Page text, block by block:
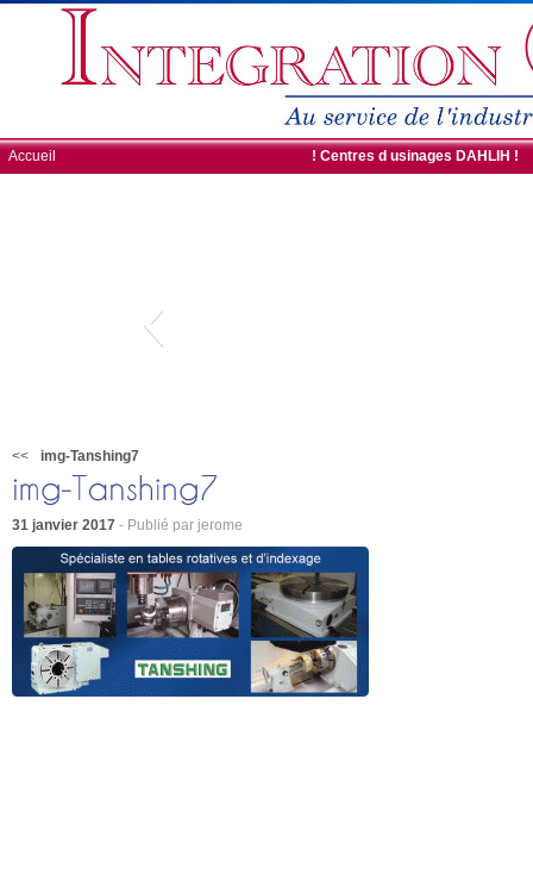
Accueil ! Centres d usinages DAHLIH !
<< img-Tanshing7
31 janvier 2017 - Publié par jerome